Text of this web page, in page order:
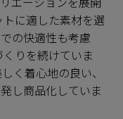
に適した素材を選
の快適性も考慮
りを続けていま
く着心地の良い、
し商品化していま